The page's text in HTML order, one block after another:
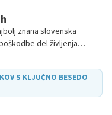
znana slovenska
del življenja
najbolj pogoste
pa je Ana pred
S KLJUČNO BESEDO